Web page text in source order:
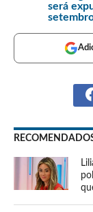
será